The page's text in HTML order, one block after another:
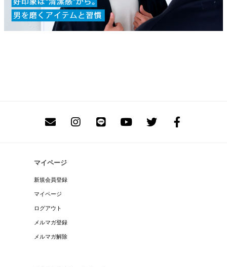
マイページ
新規会員登録
マイページ
ログアウト
メルマガ登録
メルマガ解除